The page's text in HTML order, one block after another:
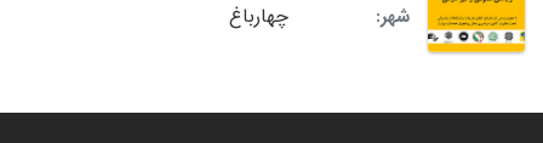
شهر:
چهارباغ